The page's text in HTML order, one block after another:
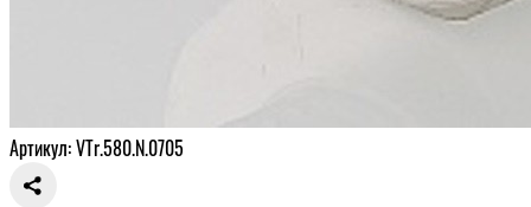
Артикул: VTr.580.N.0705